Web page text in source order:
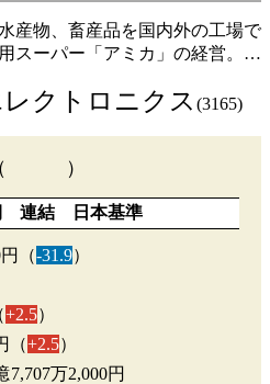
産物、畜産品を国内外の工場で
スーパー「アミカ」の経営。…
クトロニクス (3165)
）
連結 日本基準
（-31.9）
+2.5）
（+2.5）
7,707万2,000円